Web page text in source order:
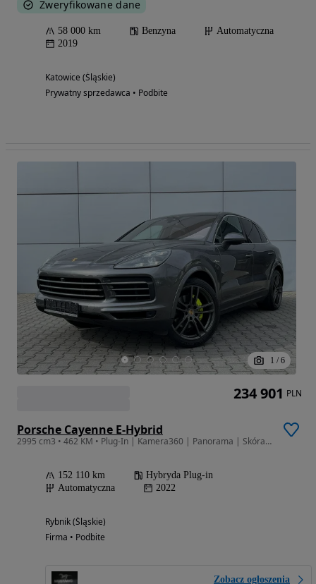
Zweryfikowane dane
58 000 km Benzyna
Automatyczna
2019
Katowice (Śląskie)
Prywatny sprzedawca • Podbite
1 / 6
Porsche Cayenne E-Hybrid
2995 cm3 • 462 KM • Plug-In | Kamera360 | Panorama | Skóra | 4x4 | Led | FV23%
152 110 km
Hybryda Plug-in
Automatyczna
2022
Rybnik (Śląskie)
Firma • Podbite
Zobacz ogłoszenia
234 901 PLN